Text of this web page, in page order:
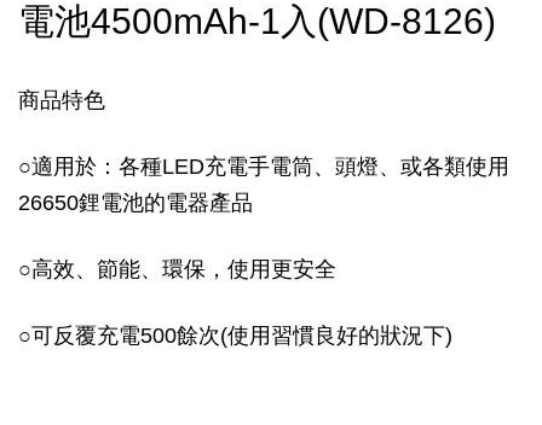
電池4500mAh-1入(WD-8126)
商品特色
○適用於：各種LED充電手電筒、頭燈、或各類使用
26650鋰電池的電器產品
○高效、節能、環保，使用更安全
○可反覆充電500餘次(使用習慣良好的狀況下)